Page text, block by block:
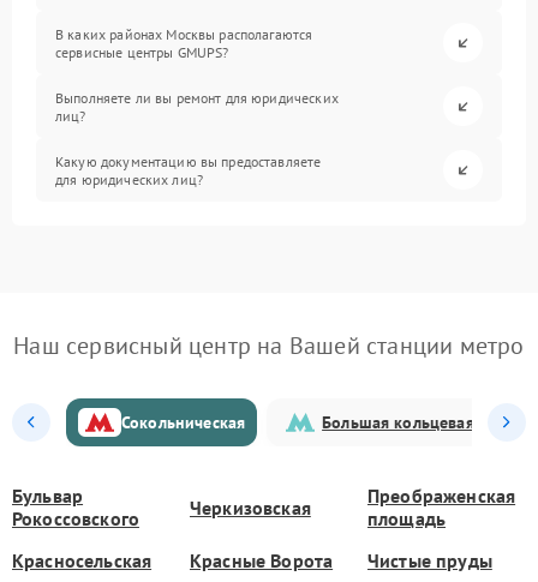
В каких районах Москвы располагаются
сервисные центры GMUPS?
Выполняете ли вы ремонт для юридических
лиц?
Какую документацию вы предоставляете
для юридических лиц?
Наш сервисный центр на Вашей станции метро
Сокольническая Большая кольцевая
Бульвар
Рокоссовского
Черкизовская
Преображенская
площадь
Красносельская
Красные Ворота Чистые пруды